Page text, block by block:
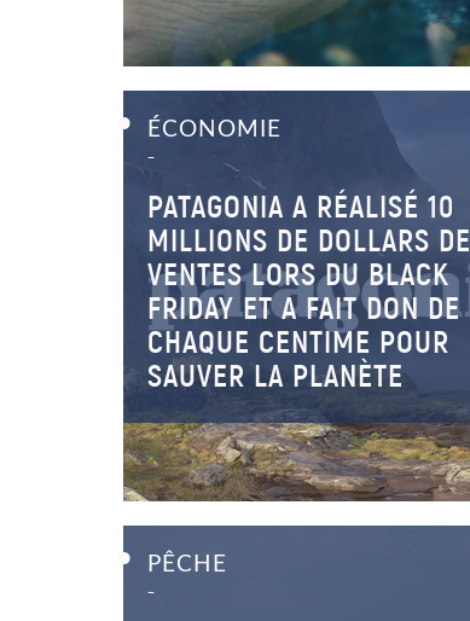
ÉCONOMIE
–
PATAGONIA A RÉALISÉ 10
MILLIONS DE DOLLARS DE
VENTES LORS DU BLACK
FRIDAY ET A FAIT DON DE
CHAQUE CENTIME POUR
SAUVER LA PLANÈTE
PÊCHE
–